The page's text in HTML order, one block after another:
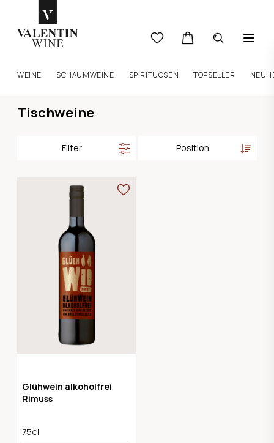
WEINE SCHAUMWEINE SPIRITUOSEN TOPSELLER
Tischweine
Filter
Glühwein alkoholfrei
Rimuss
75cl